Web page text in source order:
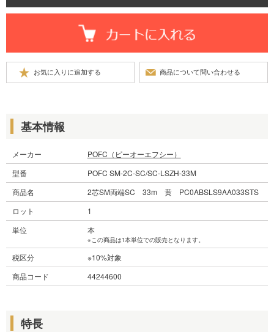
基本情報
メーカー
POFC（ピーオーエフシー）
型番
POFC SM-2C-SC/SC-LSZH-33M
商品名
2芯SM両端SC 33m 黄 PC0ABSLS9AA033STS
ロット
1
単位
本
※この商品は1本単位での販売となります。
税区分
※10%対象
商品コード
44244600
特長